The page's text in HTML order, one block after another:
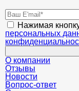
Нажимая
персональных
О компании
Отзывы
Новости
Вопрос-ответ